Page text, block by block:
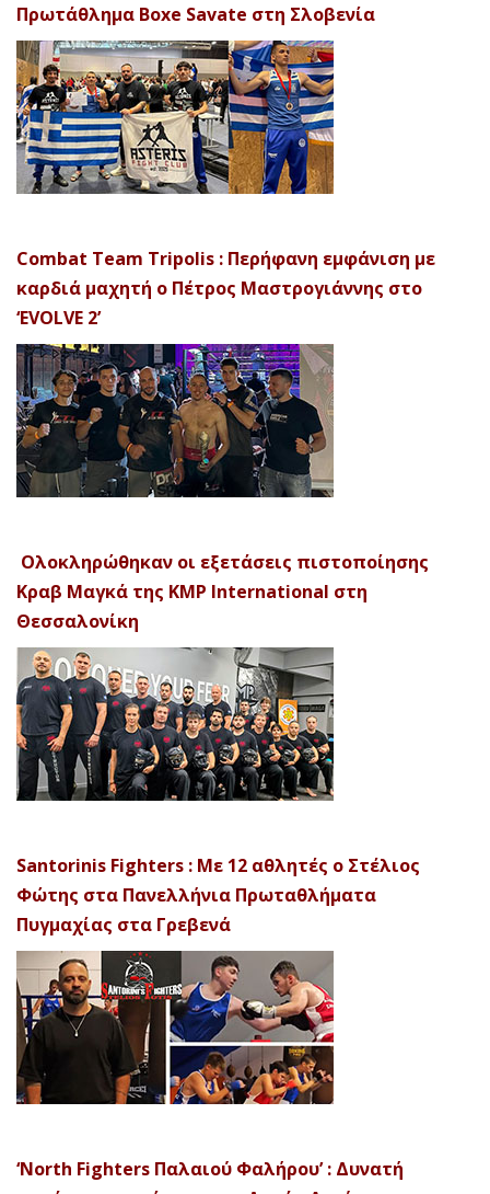
Πρωτάθλημα Boxe Savate στη Σλοβενία
Combat Team Tripolis : Περήφανη εμφάνιση με
καρδιά μαχητή ο Πέτρος Μαστρογιάννης στο
‘EVOLVE 2’
Ολοκληρώθηκαν οι εξετάσεις πιστοποίησης
Κραβ Μαγκά της KMP International στη
Θεσσαλονίκη
Santorinis Fighters : Με 12 αθλητές ο Στέλιος
Φώτης στα Πανελλήνια Πρωταθλήματα
Πυγμαχίας στα Γρεβενά
‘North Fighters Παλαιού Φαλήρου’ : Δυνατή